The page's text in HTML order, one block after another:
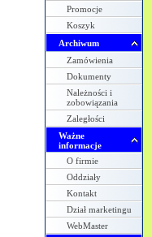
Promocje
Koszyk
Archiwum
Zamówienia
Dokumenty
Należności i
zobowiązania
Zaległości
Ważne
informacje
O firmie
Oddziały
Kontakt
Dział marketingu
WebMaster